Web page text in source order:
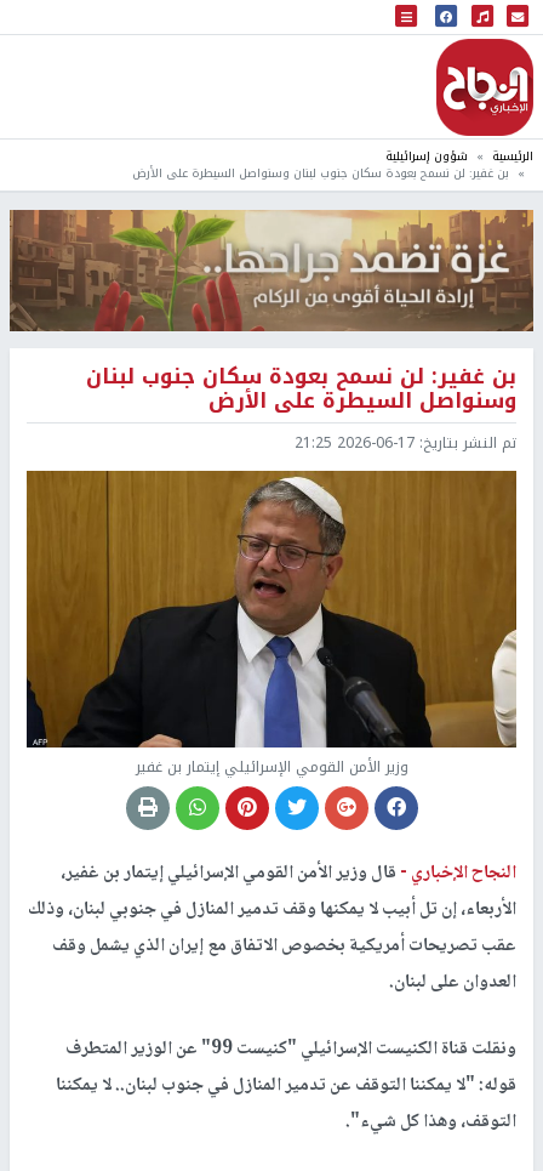
البث المباشر
إذاعة النجاح
الرئيسية شؤون إسرائيلية
بن غفير: لن نسمح بعودة سكان جنوب لبنان وسنواصل السيطرة على الأرض
بن غفير: لن نسمح بعودة سكان جنوب لبنان
وسنواصل السيطرة على الأرض
تم النشر بتاريخ: 2026-06-17 21:25
وزير الأمن القومي الإسرائيلي إيتمار بن غفير
النجاح الإخباري -قال وزير الأمن القومي الإسرائيلي إيتمار بن غفير،
الأربعاء، إن تل أبيب لا يمكنها وقف تدمير المنازل في جنوبي لبنان، وذلك
عقب تصريحات أمريكية بخصوص الاتفاق مع إيران الذي يشمل وقف
العدوان على لبنان.
ونقلت قناة الكنيست الإسرائيلي "كنيست 99" عن الوزير المتطرف
قوله: "لا يمكننا التوقف عن تدمير المنازل في جنوب لبنان.. لا يمكننا
التوقف، وهذا كل شيء".